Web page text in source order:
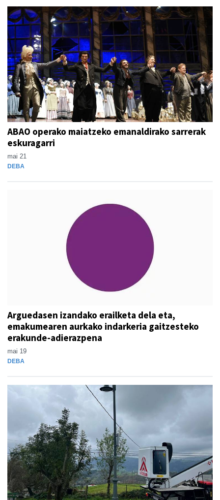
ABAO operako maiatzeko emanaldirako sarrerak
eskuragarri
mai 21
DEBA
Arguedasen izandako erailketa dela eta,
emakumearen aurkako indarkeria gaitzesteko
erakunde-adierazpena
mai 19
DEBA